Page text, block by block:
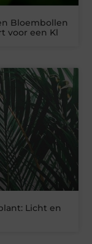
Bloembollen
voor een Kl
Licht en